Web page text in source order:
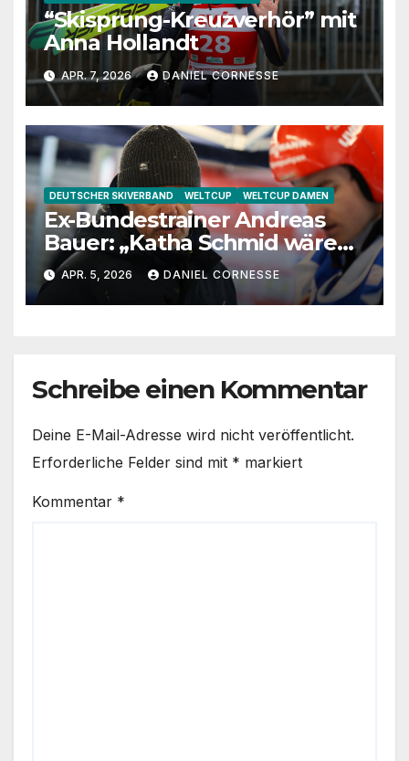
“Skisprung-Kreuzverhör” mit
Anna Hollandt
APR. 7, 2026 DANIEL CORNESSE
DEUTSCHER SKIVERBAND WELTCUP WELTCUP DAMEN
Ex-Bundestrainer Andreas
Bauer: „Katha Schmid wäre
eine extrem gute
Jugendtrainerin“
APR. 5, 2026 DANIEL CORNESSE
Schreibe einen Kommentar
Deine E-Mail-Adresse wird nicht veröffentlicht.
Erforderliche Felder sind mit * markiert
Kommentar *